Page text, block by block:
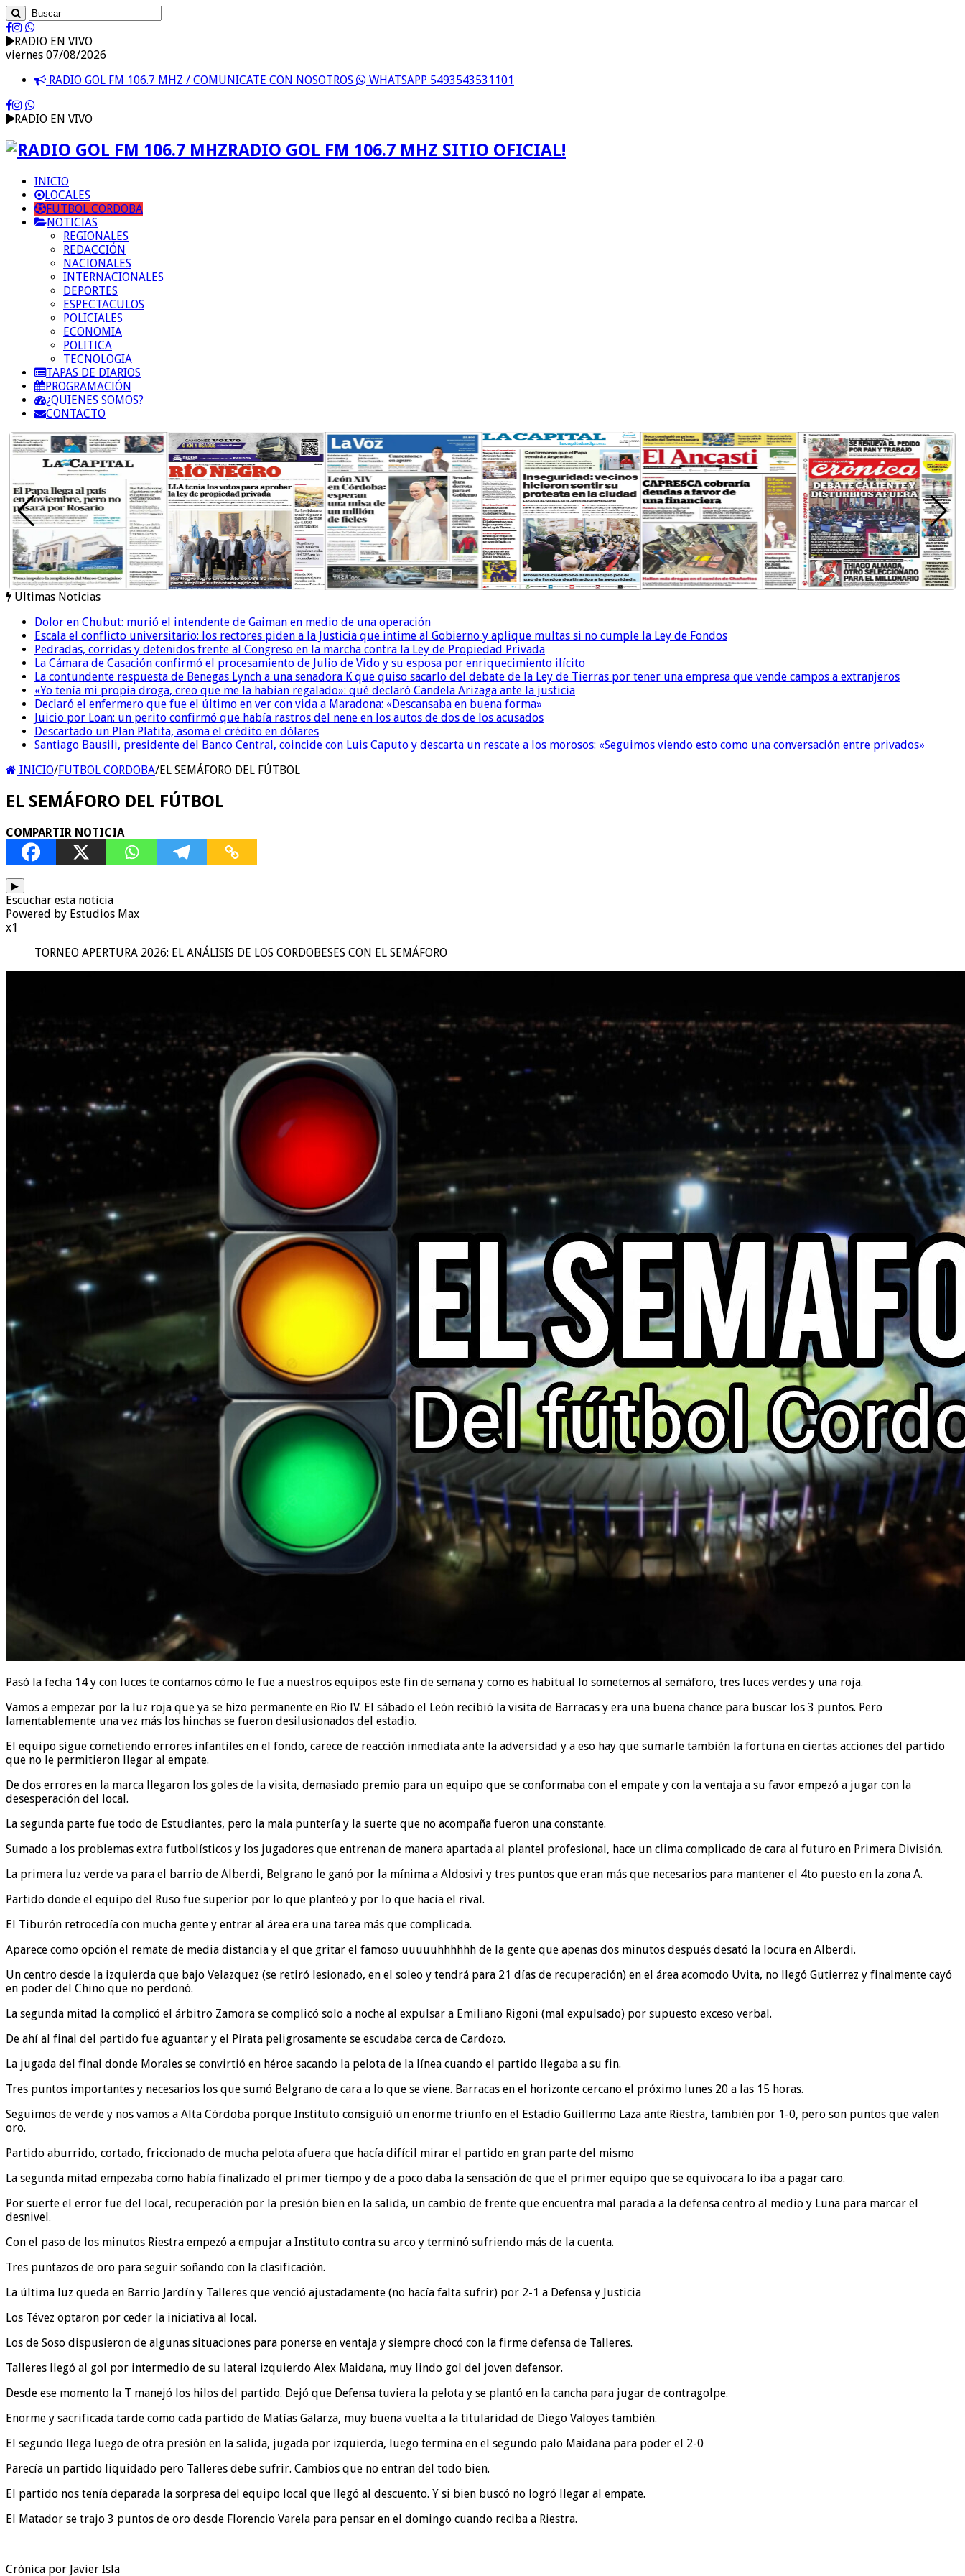
RADIO EN VIVO
viernes 07/08/2026
RADIO GOL FM 106.7 MHZ / COMUNICATE CON NOSOTROS
WHATSAPP 5493543531101
RADIO EN VIVO
RADIO GOL FM 106.7 MHZ SITIO OFICIAL!
INICIO
LOCALES
FUTBOL CORDOBA
NOTICIAS
REGIONALES
REDACCIÓN
NACIONALES
INTERNACIONALES
DEPORTES
ESPECTACULOS
POLICIALES
ECONOMIA
POLITICA
TECNOLOGIA
TAPAS DE DIARIOS
PROGRAMACIÓN
¿QUIENES SOMOS?
CONTACTO
Ultimas Noticias
Dolor en Chubut: murió el intendente de Gaiman en medio de una operación
Escala el conflicto universitario: los rectores piden a la Justicia que intime al Gobierno y aplique multas si no cumple la Ley de Fondos
Pedradas, corridas y detenidos frente al Congreso en la marcha contra la Ley de Propiedad Privada
La Cámara de Casación confirmó el procesamiento de Julio de Vido y su esposa por enriquecimiento ilícito
La contundente respuesta de Benegas Lynch a una senadora K que quiso sacarlo del debate de la Ley de Tierras por tener una empresa que vende campos a extranjeros
«Yo tenía mi propia droga, creo que me la habían regalado»: qué declaró Candela Arizaga ante la justicia
Declaró el enfermero que fue el último en ver con vida a Maradona: «Descansaba en buena forma»
Juicio por Loan: un perito confirmó que había rastros del nene en los autos de dos de los acusados
Descartado un Plan Platita, asoma el crédito en dólares
Santiago Bausili, presidente del Banco Central, coincide con Luis Caputo y descarta un rescate a los morosos: «Seguimos viendo esto como una conversación entre privados»
INICIO/FUTBOL CORDOBA/EL SEMÁFORO DEL FÚTBOL
EL SEMÁFORO DEL FÚTBOL
COMPARTIR NOTICIA
▶
Escuchar esta noticia
Powered by Estudios Max
x1
TORNEO APERTURA 2026: EL ANÁLISIS DE LOS CORDOBESES CON EL SEMÁFORO
Pasó la fecha 14 y con luces te contamos cómo le fue a nuestros equipos este fin de semana y como es habitual lo sometemos al semáforo, tres luces verdes y una roja.
Vamos a empezar por la luz roja que ya se hizo permanente en Rio IV. El sábado el León recibió la visita de Barracas y era una buena chance para buscar los 3 puntos. Pero
lamentablemente una vez más los hinchas se fueron desilusionados del estadio.
El equipo sigue cometiendo errores infantiles en el fondo, carece de reacción inmediata ante la adversidad y a eso hay que sumarle también la fortuna en ciertas acciones del partido
que no le permitieron llegar al empate.
De dos errores en la marca llegaron los goles de la visita, demasiado premio para un equipo que se conformaba con el empate y con la ventaja a su favor empezó a jugar con la
desesperación del local.
La segunda parte fue todo de Estudiantes, pero la mala puntería y la suerte que no acompaña fueron una constante.
Sumado a los problemas extra futbolísticos y los jugadores que entrenan de manera apartada al plantel profesional, hace un clima complicado de cara al futuro en Primera División.
La primera luz verde va para el barrio de Alberdi, Belgrano le ganó por la mínima a Aldosivi y tres puntos que eran más que necesarios para mantener el 4to puesto en la zona A.
Partido donde el equipo del Ruso fue superior por lo que planteó y por lo que hacía el rival.
El Tiburón retrocedía con mucha gente y entrar al área era una tarea más que complicada.
Aparece como opción el remate de media distancia y el que gritar el famoso uuuuuhhhhhh de la gente que apenas dos minutos después desató la locura en Alberdi.
Un centro desde la izquierda que bajo Velazquez (se retiró lesionado, en el soleo y tendrá para 21 días de recuperación) en el área acomodo Uvita, no llegó Gutierrez y finalmente cayó
en poder del Chino que no perdonó.
La segunda mitad la complicó el árbitro Zamora se complicó solo a noche al expulsar a Emiliano Rigoni (mal expulsado) por supuesto exceso verbal.
De ahí al final del partido fue aguantar y el Pirata peligrosamente se escudaba cerca de Cardozo.
La jugada del final donde Morales se convirtió en héroe sacando la pelota de la línea cuando el partido llegaba a su fin.
Tres puntos importantes y necesarios los que sumó Belgrano de cara a lo que se viene. Barracas en el horizonte cercano el próximo lunes 20 a las 15 horas.
Seguimos de verde y nos vamos a Alta Córdoba porque Instituto consiguió un enorme triunfo en el Estadio Guillermo Laza ante Riestra, también por 1-0, pero son puntos que valen
oro.
Partido aburrido, cortado, friccionado de mucha pelota afuera que hacía difícil mirar el partido en gran parte del mismo
La segunda mitad empezaba como había finalizado el primer tiempo y de a poco daba la sensación de que el primer equipo que se equivocara lo iba a pagar caro.
Por suerte el error fue del local, recuperación por la presión bien en la salida, un cambio de frente que encuentra mal parada a la defensa centro al medio y Luna para marcar el
desnivel.
Con el paso de los minutos Riestra empezó a empujar a Instituto contra su arco y terminó sufriendo más de la cuenta.
Tres puntazos de oro para seguir soñando con la clasificación.
La última luz queda en Barrio Jardín y Talleres que venció ajustadamente (no hacía falta sufrir) por 2-1 a Defensa y Justicia
Los Tévez optaron por ceder la iniciativa al local.
Los de Soso dispusieron de algunas situaciones para ponerse en ventaja y siempre chocó con la firme defensa de Talleres.
Talleres llegó al gol por intermedio de su lateral izquierdo Alex Maidana, muy lindo gol del joven defensor.
Desde ese momento la T manejó los hilos del partido. Dejó que Defensa tuviera la pelota y se plantó en la cancha para jugar de contragolpe.
Enorme y sacrificada tarde como cada partido de Matías Galarza, muy buena vuelta a la titularidad de Diego Valoyes también.
El segundo llega luego de otra presión en la salida, jugada por izquierda, luego termina en el segundo palo Maidana para poder el 2-0
Parecía un partido liquidado pero Talleres debe sufrir. Cambios que no entran del todo bien.
El partido nos tenía deparada la sorpresa del equipo local que llegó al descuento. Y si bien buscó no logró llegar al empate.
El Matador se trajo 3 puntos de oro desde Florencio Varela para pensar en el domingo cuando reciba a Riestra.
Crónica por Javier Isla